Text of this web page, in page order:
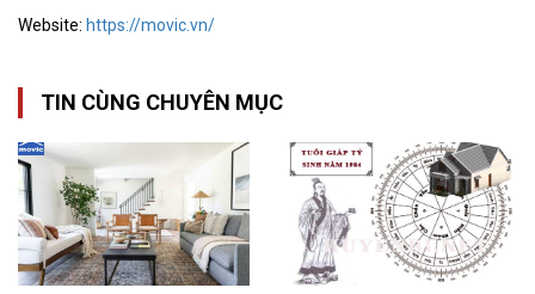
Website: https://movic.vn/
TIN CÙNG CHUYÊN MỤC